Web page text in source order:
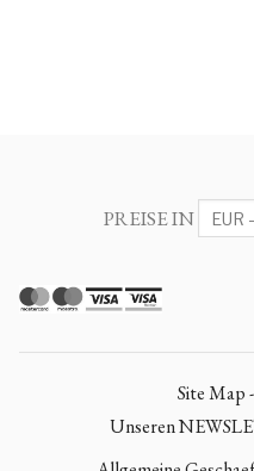
PREISE IN
Site Map
Unseren